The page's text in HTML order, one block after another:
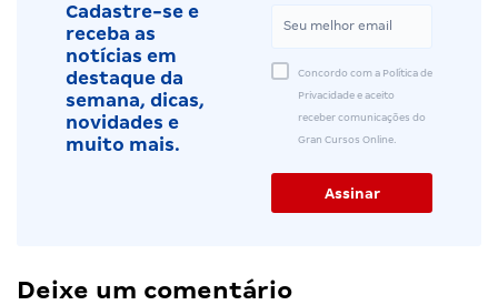
Cadastre-se e
receba as
notícias em
destaque da
semana, dicas,
novidades e
muito mais.
Concordo com a Política de
Privacidade e aceito
receber comunicações do
Gran Cursos Online.
Deixe um comentário